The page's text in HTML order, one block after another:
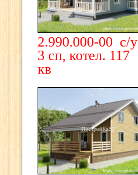
2.990.000-00 с/у
3 сп, котел. 117
кв